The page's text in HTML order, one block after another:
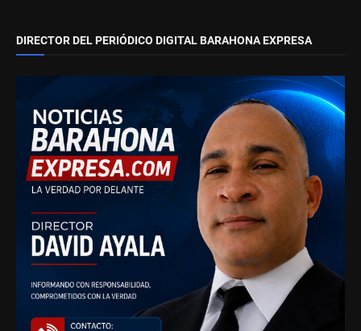
DIRECTOR DEL PERIÓDICO DIGITAL BARAHONA EXPRESA